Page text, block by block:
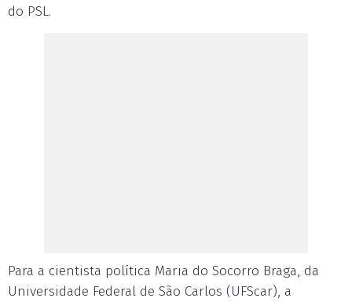
do PSL.
Para a cientista política Maria do Socorro Braga, da
Universidade Federal de São Carlos (UFScar), a